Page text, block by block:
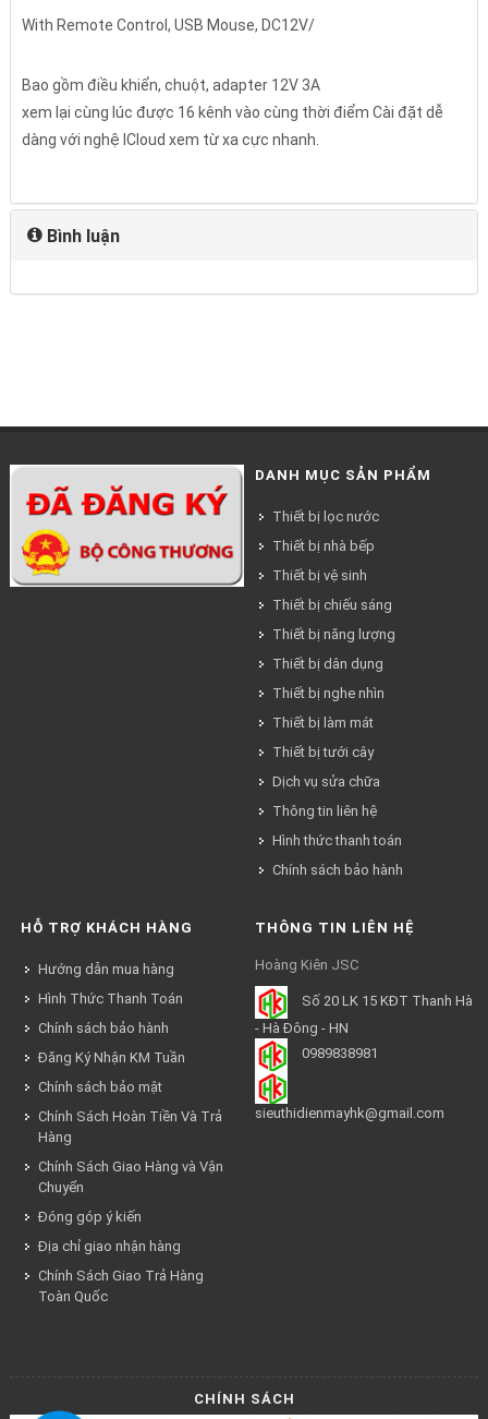
With Remote Control, USB Mouse, DC12V/
Bao gồm điều khiển, chuột, adapter 12V 3A
xem lại cùng lúc được 16 kênh vào cùng thời điểm Cài đặt dễ
dàng với nghệ ICloud xem từ xa cực nhanh.
Bình luận
DANH MỤC SẢN PHẨM
Thiết bị lọc nước
Thiết bị nhà bếp
Thiết bị vệ sinh
Thiết bị chiếu sáng
Thiết bị năng lượng
Thiết bị dân dụng
Thiết bị nghe nhìn
Thiết bị làm mát
Thiết bị tưới cây
Dịch vụ sửa chữa
Thông tin liên hệ
Hình thức thanh toán
Chính sách bảo hành
HỖ TRỢ KHÁCH HÀNG
Hướng dẫn mua hàng
Hình Thức Thanh Toán
Chính sách bảo hành
Đăng Ký Nhận KM Tuần
Chính sách bảo mật
Chính Sách Hoàn Tiền Và Trả
Hàng
Chính Sách Giao Hàng và Vận
Chuyển
Đóng góp ý kiến
Địa chỉ giao nhận hàng
Chính Sách Giao Trả Hàng
Toàn Quốc
THÔNG TIN LIÊN HỆ
Hoàng Kiên JSC
Số 20 LK 15 KĐT Thanh Hà
- Hà Đông - HN
0989838981
sieuthidienmayhk@gmail.com
CHÍNH SÁCH